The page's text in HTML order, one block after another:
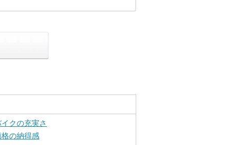
クの充実さ
格の納得感